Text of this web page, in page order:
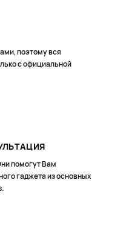
поэтому вся
с официальной
помогут Вам
гаджета из основных